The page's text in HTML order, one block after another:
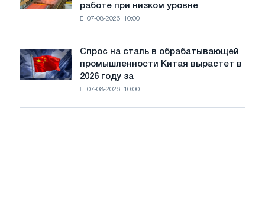
на
диверсификацию
компании
работе
при
воды
работе при низком уровне
07-08-2026, 10:00
Спрос
на
сталь
Спрос на сталь в обрабатывающей
промышленности Китая вырастет в
2026 году за
07-08-2026, 10:00